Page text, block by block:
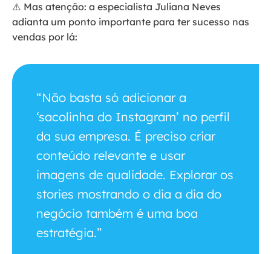
⚠️ Mas atenção: a especialista Juliana Neves
adianta um ponto importante para ter sucesso nas
vendas por lá:
“Não basta só adicionar a
‘sacolinha do Instagram’ no perfil
da sua empresa. É preciso criar
conteúdo relevante e usar
imagens de qualidade. Explorar os
stories mostrando o dia a dia do
negócio também é uma boa
estratégia.”